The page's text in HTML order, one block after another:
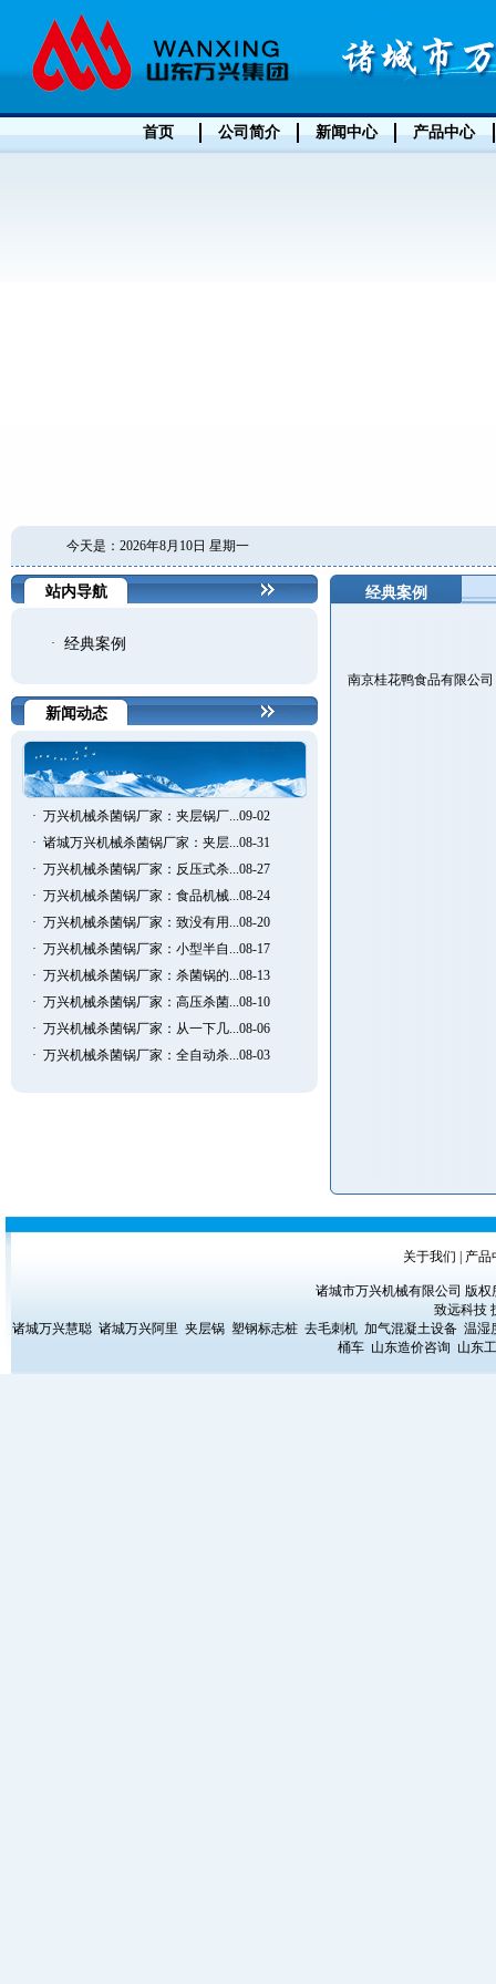
首页 公司简介 新闻中心 产品中心
今天是：2026年8月10日 星期一
站内导航
· 经典案例
新闻动态
· 万兴机械杀菌锅厂家：夹层锅厂...09-02
· 诸城万兴机械杀菌锅厂家：夹层...08-31
· 万兴机械杀菌锅厂家：反压式杀...08-27
· 万兴机械杀菌锅厂家：食品机械...08-24
· 万兴机械杀菌锅厂家：致没有用...08-20
· 万兴机械杀菌锅厂家：小型半自...08-17
· 万兴机械杀菌锅厂家：杀菌锅的...08-13
· 万兴机械杀菌锅厂家：高压杀菌...08-10
· 万兴机械杀菌锅厂家：从一下几...08-06
· 万兴机械杀菌锅厂家：全自动杀...08-03
经典案例
南京桂花鸭食品有限公司
关于我们 产品
诸城市万兴机械有限公司 版权
致远科技
诸城万兴慧聪 诸城万兴阿里 夹层锅 塑钢标志桩 去毛刺机 加气混凝土设备 温湿
桶车 山东造价咨询 山东